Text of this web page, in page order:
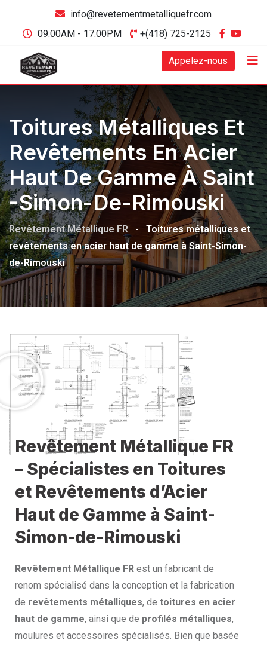
info@revetementmetalliquefr.com
09:00AM - 17:00PM
+(418) 725-2125
Appelez-nous
Toitures Métalliques Et
Revêtements En Acier
Haut De Gamme À Saint
-Simon-De-Rimouski
Revêtement Métallique FR -
Toitures métalliques et
revêtements en acier haut de gamme à Saint-Simon-
de-Rimouski
Revêtement Métallique FR
– Spécialistes en Toitures
et Revêtements d’Acier
Haut de Gamme à Saint-
Simon-de-Rimouski
Revêtement Métallique FR est un fabricant de
renom spécialisé dans la conception et la fabrication
de revêtements métalliques, de toitures en acier
haut de gamme, ainsi que de profilés métalliques,
moulures et accessoires spécialisés. Bien que basée